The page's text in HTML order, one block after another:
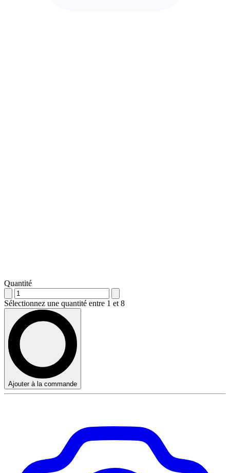
Quantité
Sélectionnez une quantité entre 1 et 8
Ajouter à la commande